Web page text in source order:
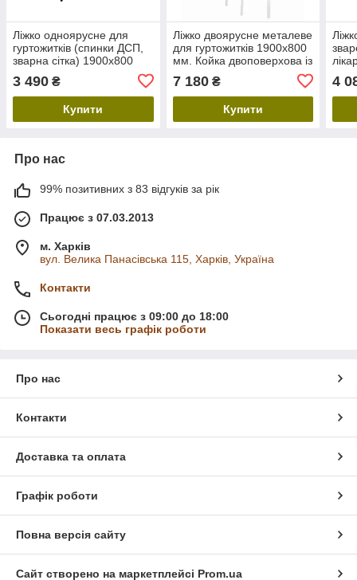
Ліжко одноярусне для
гуртожитків (спинки ДСП,
зварна сітка) 1900х800
одномісного ліжка
3 490 ₴
Купити
Ліжко двоярусне металеве
для гуртожитків 1900х800
мм. Койка двоповерхова із
сіткою для армії, табору,
санаторія
7 180₴
Купити
4
Про нас
99% позитивних з 83 відгуків за рік
Працює з 07.03.2013
м. Харків
вул. Велика Панасівська 115, Харків, Україна
Контакти
Сьогодні працює з 09:00 до 18:00
Показати весь графік роботи
Про нас
Контакти
Доставка та оплата
Графік роботи
Повна версія сайту
Сайт створено на маркетплейсі Prom.ua